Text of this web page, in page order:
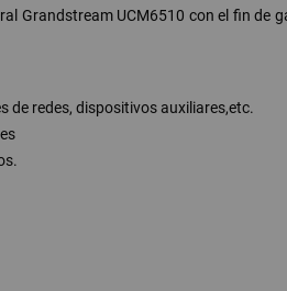
Grandstream UCM6510 con el fin de
de redes, dispositivos auxiliares,etc.